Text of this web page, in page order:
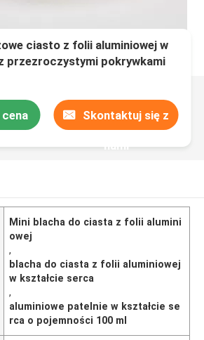
ciasto z folii aluminiowej w
przezroczystymi pokrywkami
Skontaktuj się z
nami
Mini blacha do ciasta z folii alumini
owej
,
blacha do ciasta z folii aluminiowej
w kształcie serca
,
aluminiowe patelnie w kształcie se
rca o pojemności 100 ml